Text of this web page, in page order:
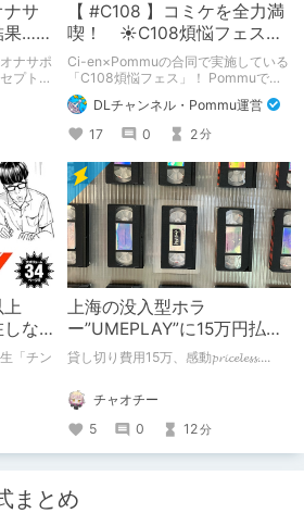
ナサ
果……
ナサポ
プト通
心の売
【 #C108 】コミケを全力満
喫！ ☀C108煩悩フェス☀
Pommu版のご案内
Ci-en×Pommuの合同で実施している
「C108煩悩フェス」！ Pommuでの
参加方法について、改めてこちらでも
ご案内いたします！
DLチャンネル・Pommu運営
17
0 2分
しな
う「チン
上海の没入型ホラ
ー”UMEPLAY”に15万円払っ
たら、2作品とも号泣した※
貸し切り費用15万、感動𝓹𝓻𝓲𝓬𝓮𝓵𝓮𝓼𝓼....
チャオチー
5
0 12分
まとめ